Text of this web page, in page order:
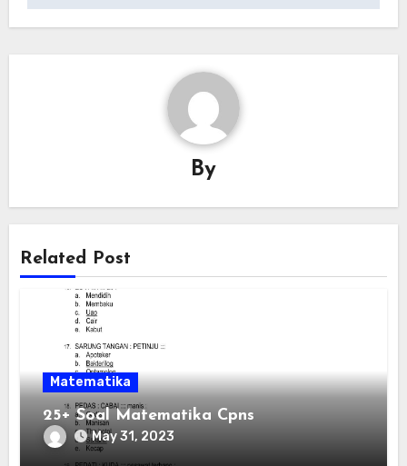
By
Related Post
Matematika
25+ Soal Matematika Cpns
May 31, 2023